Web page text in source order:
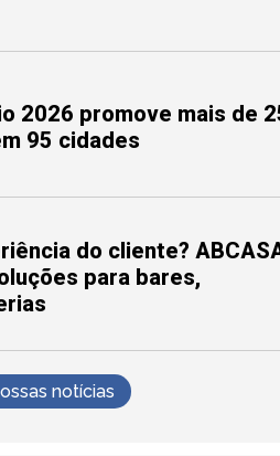
2026 promove mais de
95 cidades
do cliente?
para bares,
notícias